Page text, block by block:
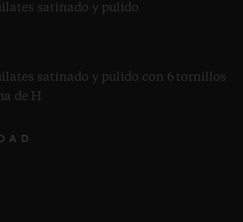
satinado y pulido
satinado y pulido con 6 tornillos
de H